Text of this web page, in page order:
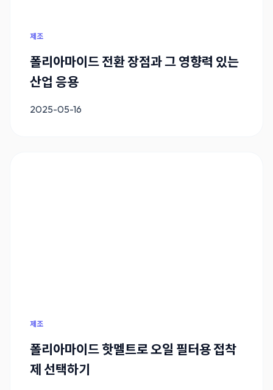
제조
폴리아마이드 전환 장점과 그 영향력 있는
산업 응용
2025-05-16
제조
폴리아마이드 핫멜트로 오일 필터용 접착
제 선택하기